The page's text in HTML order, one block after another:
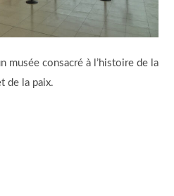
musée consacré à l’histoire de la
de la paix.